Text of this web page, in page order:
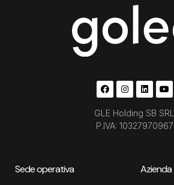
GLE Holding SB SRL
P.IVA: 10327970967
Sede operativa Azienda